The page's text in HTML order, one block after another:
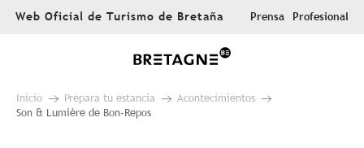
AllerWeb Oficial de Turismo de Bretaña Prensa Profesional
Inicio Prepara tu estancia
Acontecimientos
Son & Lumière de Bon-Repos